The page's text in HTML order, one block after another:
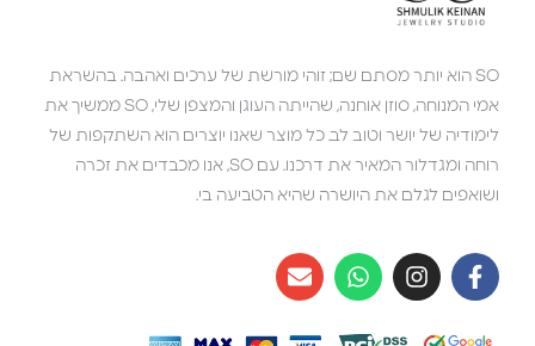
SO הוא יותר מסתם שם; זוהי מורשת של ערכים ואהבה. בהשראת
אמי המנוחה, סוזן אוחנה, שהייתה העוגן והמצפן שלי, SO ממשיך את
לימודיה של יושר וטוב לב. כל מוצר שאנו יוצרים הוא השתקפות של
רוחה ומגדלור המאיר את דרכנו. עם SO, אנו מכבדים את זכרה
ושואפים לגלם את היושרה שהיא הטביעה בי.